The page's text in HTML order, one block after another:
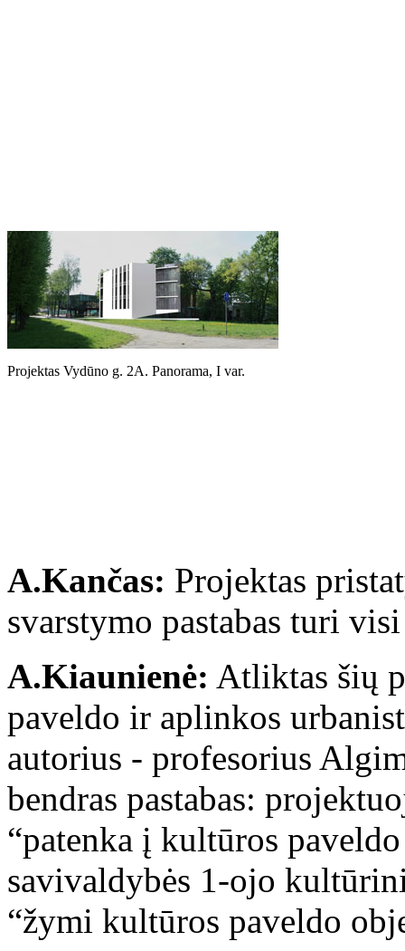
Projektas Vydūno g. 2A. Panorama, I var.
A.Kančas: Projektas
svarstymo pastabas turi
A.Kiaunienė: Atliktas šių
paveldo ir aplinkos
autorius - profesorius
bendras pastabas:
“patenka į kultūros
savivaldybės 1-ojo
“žymi kultūros paveldo